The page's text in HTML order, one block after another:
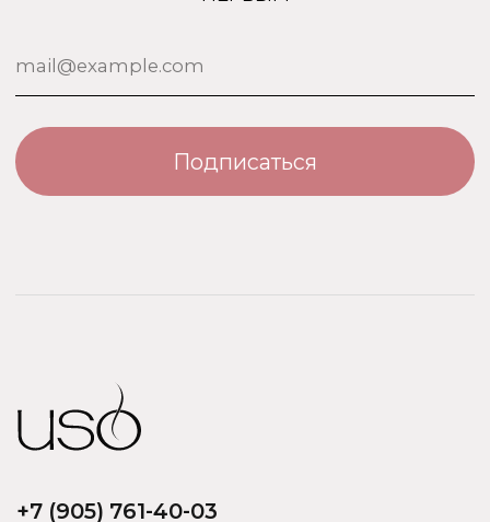
Адрес: 109518, Москва, Грайвороновская 23, оф.613
ИНН/КПП: 7730708832/ 772201001
ОГРН: 1147746746531
Политика обработки персональных данных